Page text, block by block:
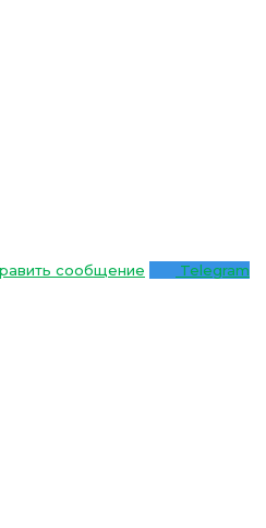
сообщение Telegram